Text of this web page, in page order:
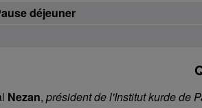
déjeuner
Nezan, président de l'Institut kurde de